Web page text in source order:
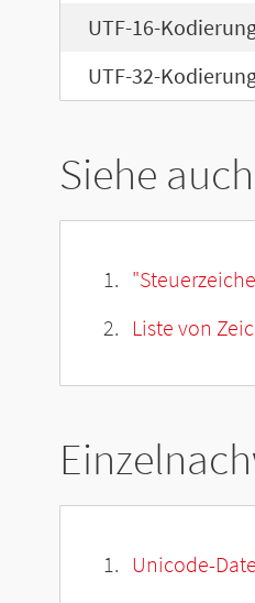
UTF-16-
UTF-32-
Siehe auch
Liste von
Unicode-